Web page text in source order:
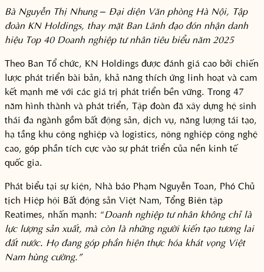
Bà Nguyễn Thị Nhung – Đại diện Văn phòng Hà Nội, Tập
đoàn KN Holdings, thay mặt Ban Lãnh đạo đón nhận danh
hiệu Top 40 Doanh nghiệp tư nhân tiêu biểu năm 2025
Theo Ban Tổ chức, KN Holdings được đánh giá cao bởi chiến
lược phát triển bài bản, khả năng thích ứng linh hoạt và cam
kết mạnh mẽ với các giá trị phát triển bền vững. Trong 47
năm hình thành và phát triển, Tập đoàn đã xây dựng hệ sinh
thái đa ngành gồm bất động sản, dịch vụ, năng lượng tái tạo,
hạ tầng khu công nghiệp và logistics, nông nghiệp công nghệ
cao, góp phần tích cực vào sự phát triển của nền kinh tế
quốc gia.
Phát biểu tại sự kiện, Nhà báo Phạm Nguyễn Toan, Phó Chủ
tịch Hiệp hội Bất động sản Việt Nam, Tổng Biên tập
Reatimes, nhấn mạnh: “Doanh nghiệp tư nhân không chỉ là
lực lượng sản xuất, mà còn là những người kiến tạo tương lai
đất nước. Họ đang góp phần hiện thực hóa khát vọng Việt
Nam hùng cường.”